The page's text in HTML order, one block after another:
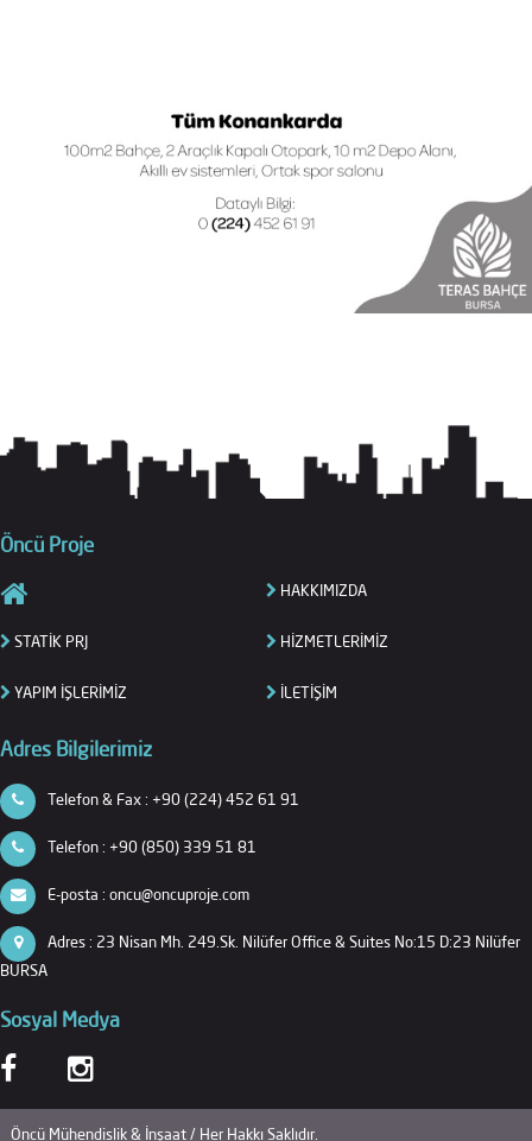
Öncü Proje
HAKKIMIZDA
STATİK PRJ HİZMETLERİMİZ
YAPIM İŞLERİMİZ İLETİŞİM
Adres Bilgilerimiz
Telefon & Fax : +90 (224) 452 61 91
Telefon : +90 (850) 339 51 81
E-posta : oncu@oncuproje.com
Adres : 23 Nisan Mh. 249.Sk. Nilüfer Office & Suites No:15 D:23 Nilüfer
BURSA
Sosyal Medya
Öncü Mühendislik & İnşaat/ Her Hakkı Saklıdır.